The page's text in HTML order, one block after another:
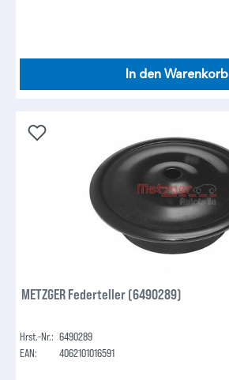
In den Warenkorb
METZGER Federteller (6490289)
Hrst.-Nr.: 6490289
EAN:
4062101016591